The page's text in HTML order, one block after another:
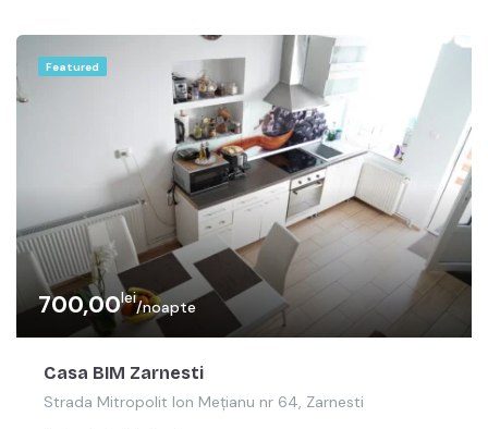
Featured
700,00lei/noapte
Casa BIM Zarnesti
Strada Mitropolit Ion Mețianu nr 64, Zarnesti